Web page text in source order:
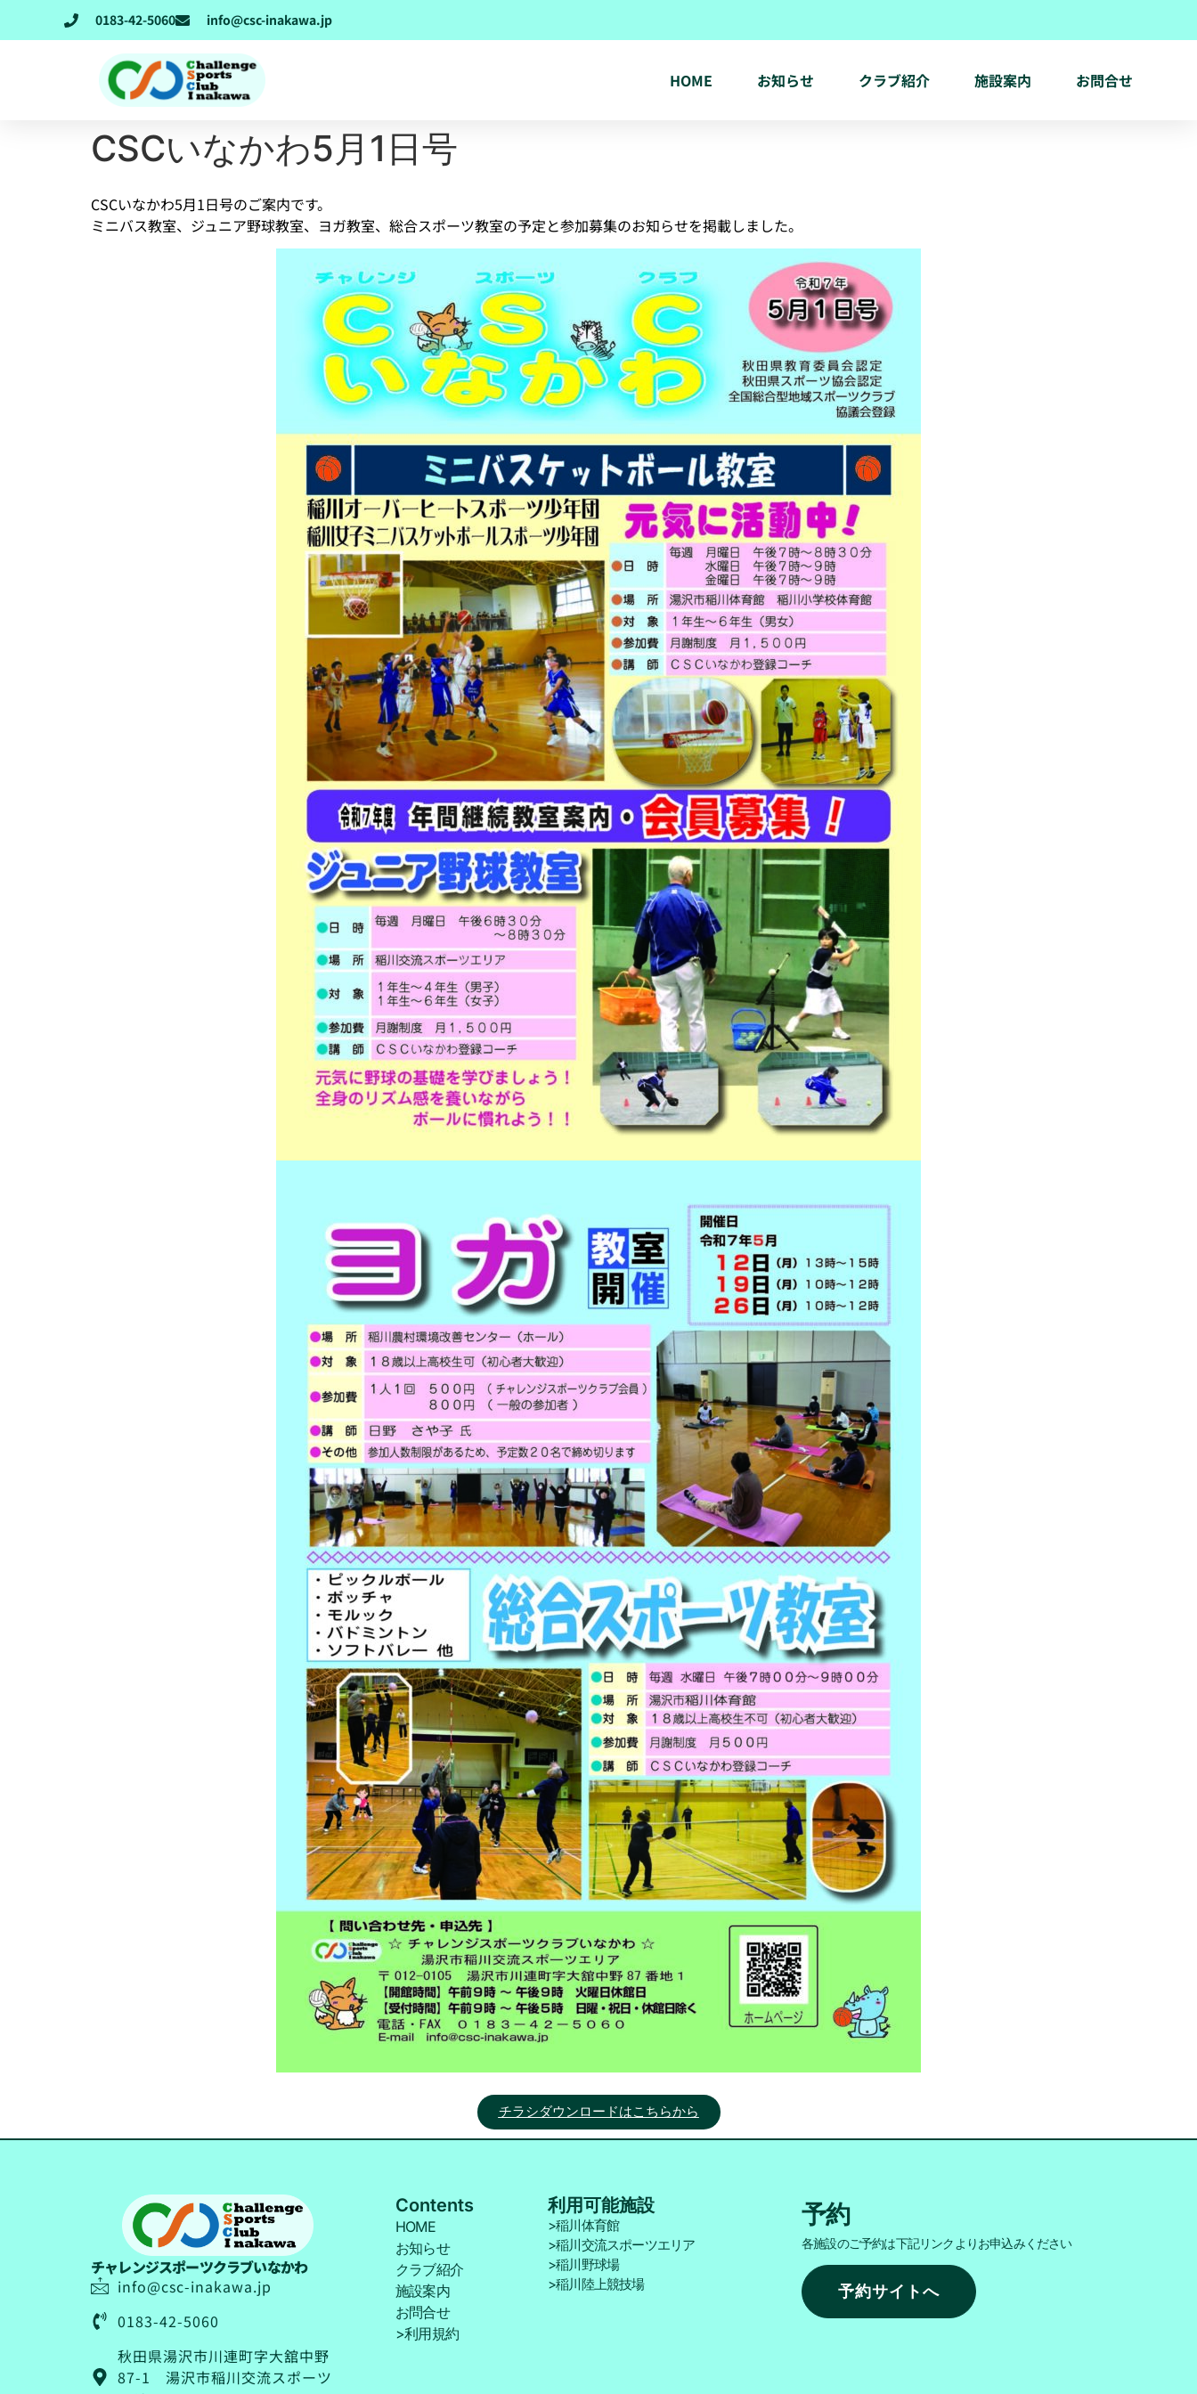
0183-42-5060 info@csc-inakawa.jp
HOME お知らせ クラブ紹介 施設案内 お問合せ
CSCいなかわ5月1日号
CSCいなかわ5月1日号のご案内です。
ミニバス教室、ジュニア野球教室、ヨガ教室、総合スポーツ教室の予定と参加募集のお知らせを掲載しました。
チラシダウンロードはこちらから
チャレンジスポーツクラブいなかわ
info@csc-inakawa.jp
0183-42-5060
秋田県湯沢市川連町字大舘中野
87-1 湯沢市稲川交流スポーツ
Contents
HOME
お知らせ
クラブ紹介
施設案内
お問合せ
>利用規約
利用可能施設
>稲川体育館
>稲川交流スポーツエリア
>稲川野球場
>稲川陸上競技場
予約
各施設のご予約は下記リンクよりお申込みください
予約サイトへ